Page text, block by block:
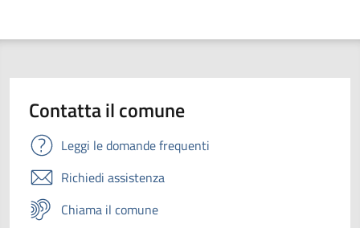
Contatta il comune
Leggi le domande frequenti
Richiedi assistenza
Chiama il comune